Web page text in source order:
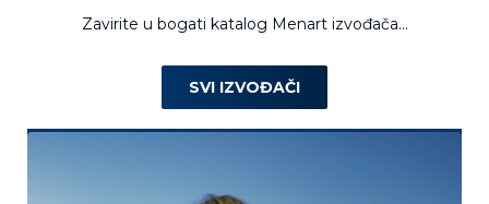
Zavirite u bogati katalog Menart izvođača...
SVI IZVOĐAČI